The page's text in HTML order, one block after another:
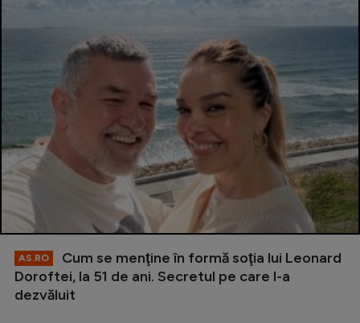
AS.RO
Cum se menţine în formă soţia lui Leonard
Doroftei, la 51 de ani. Secretul pe care l-a
dezvăluit